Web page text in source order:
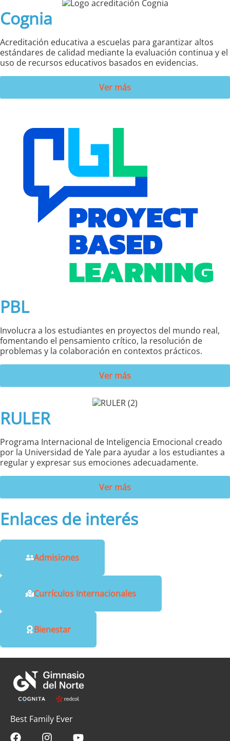
Cognia
Acreditación educativa a escuelas para garantizar altos
estándares de calidad mediante la evaluación continua y el
uso de recursos educativos basados en evidencias.
Ver más
PBL
Involucra a los estudiantes en proyectos del mundo real,
fomentando el pensamiento crítico, la resolución de
problemas y la colaboración en contextos prácticos.
Ver más
RULER
Programa Internacional de Inteligencia Emocional creado
por la Universidad de Yale para ayudar a los estudiantes a
regular y expresar sus emociones adecuadamente.
Ver más
Enlaces de interés
Admisiones
Currículos Internacionales
Bienestar
Best Family Ever